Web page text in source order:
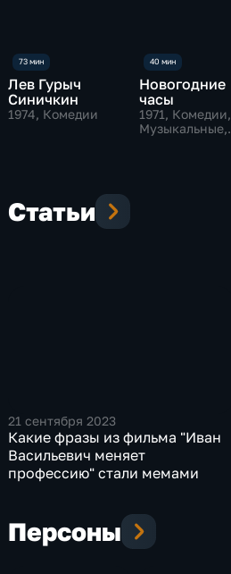
Лев Гурыч
Синичкин
1974, Комедии
Новогодние
часы
1971, Комедии,
Музыкальные,
Статьи
21 сентября 2023
Какие фразы из фильма "Иван
Васильевич меняет
профессию" стали мемами
Персоны